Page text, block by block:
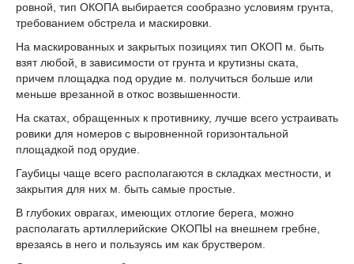
ровной, тип ОКОПА выбирается сообразно условиям грунта,
требованием обстрела и маскировки.
На маскированных и закрытых позициях тип ОКОП м. быть
взят любой, в зависимости от грунта и крутизны ската,
причем площадка под орудие м. получиться больше или
меньше врезанной в откос возвышенности.
На скатах, обращенных к противнику, лучше всего устраивать
ровики для номеров с выровненной горизонтальной
площадкой под орудие.
Гаубицы чаще всего располагаются в складках местности, и
закрытия для них м. быть самые простые.
В глубоких оврагах, имеющих отлогие берега, можно
располагать артиллерийские ОКОПЫ на внешнем гребне,
врезаясь в него и пользуясь им как бруствером.